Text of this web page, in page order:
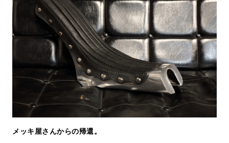
メッキ屋さんからの帰還。